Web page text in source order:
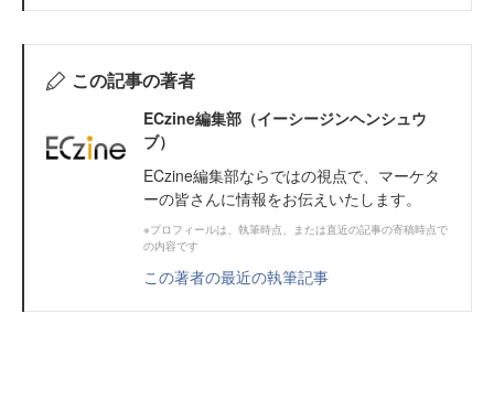
この記事の著者
ECzine編集部（イーシージンヘンシュウ
ブ）
ECzine編集部ならではの視点で、マーケタ
ーの皆さんに情報をお伝えいたします。
※プロフィールは、執筆時点、または直近の記事の寄稿時点で
の内容です
この著者の最近の執筆記事